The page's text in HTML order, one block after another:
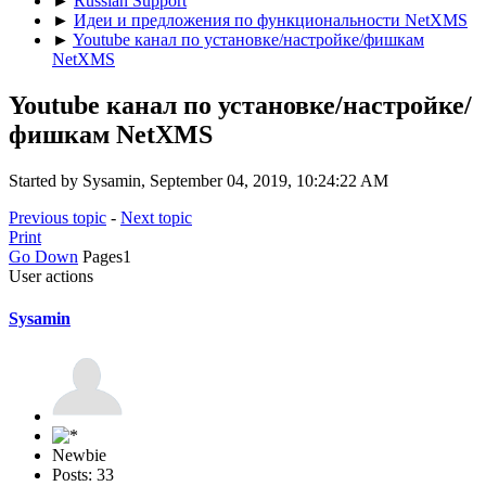
► Идеи и предложения по функциональности NetXMS
► Youtube канал по установке/настройке/фишкам
NetXMS
Youtube канал по установке/настройке/
фишкам NetXMS
Started by Sysamin, September 04, 2019, 10:24:22 AM
Previous topic - Next topic
Print
Go Down Pages1
User actions
Sysamin
Newbie
Posts: 33